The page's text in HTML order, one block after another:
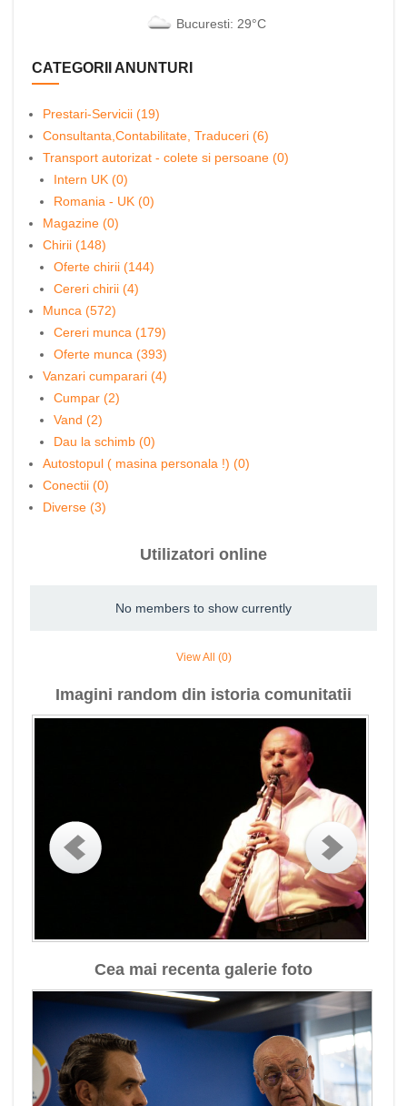
Bucuresti: 29°C
CATEGORII ANUNTURI
Prestari-Servicii (19)
Consultanta,Contabilitate, Traduceri (6)
Transport autorizat - colete si persoane (0)
Intern UK (0)
Romania - UK (0)
Magazine (0)
Chirii (148)
Oferte chirii (144)
Cereri chirii (4)
Munca (572)
Cereri munca (179)
Oferte munca (393)
Vanzari cumparari (4)
Cumpar (2)
Vand (2)
Dau la schimb (0)
Autostopul ( masina personala !) (0)
Conectii (0)
Diverse (3)
Utilizatori online
No members to show currently
View All (0)
Imagini random din istoria comunitatii
Cea mai recenta galerie foto